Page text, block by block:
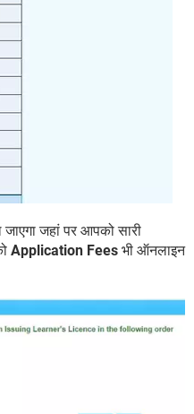
जहां पर आपको सारी
Application Fees भी ऑनलाइन